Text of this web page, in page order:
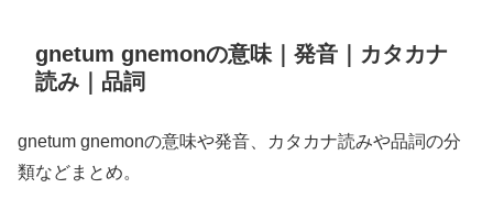
gnetum gnemonの意味｜発音｜カタカナ
読み｜品詞
gnetum gnemonの意味や発音、カタカナ読みや品詞の分
類などまとめ。